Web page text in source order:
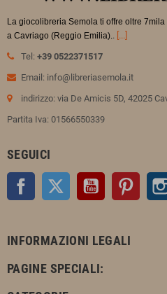
La giocolibreria Semola ti offre oltre
a Cavriago (Reggio Emilia).. [...]
Tel: +39 0522371517
Email: info@libreriasemola.it
indirizzo: via De Amicis 5D, 42025
Partita Iva: 01566550339
SEGUICI
Facebook Twitter YouTube
INFORMAZIONI LEGALI
PAGINE SPECIALI: